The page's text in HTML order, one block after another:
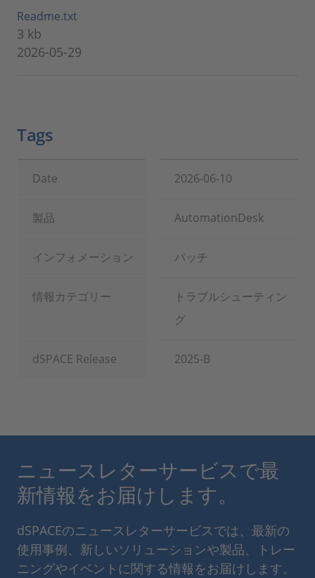
Readme.txt
3 kb
2026-05-29
Tags
Date 2026-06-10
製品 AutomationDesk
インフォメーション パッチ
情報カテゴリー
トラブルシューティン
グ
dSPACE Release 2025-B
ニュースレターサービスで最
新情報をお届けします。
dSPACEのニュースレターサービスでは、最新の
使用事例、新しいソリューションや製品、トレー
ニングやイベントに関する情報をお届けします。